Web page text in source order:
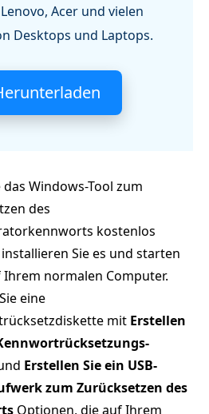
Acer und vielen
Desktops und Laptops.
das Windows-Tool zum
des
kostenlos
Sie es und starten
Ihrem normalen Computer.
eine
mit Erstellen
Erstellen Sie ein USB-
zum Zurücksetzen des
Optionen, die auf Ihrem